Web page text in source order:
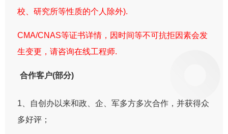
校、研究所等性质的个人除外).
CMA/CNAS等证书详情，因时间等不可抗拒因素会发
生变更，请咨询在线工程师.
合作客户(部分)
1、自创办以来和政、企、军多方多次合作，并获得众
多好评；